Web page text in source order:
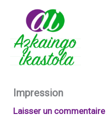
contenu
Impression
Laisser un commentaire